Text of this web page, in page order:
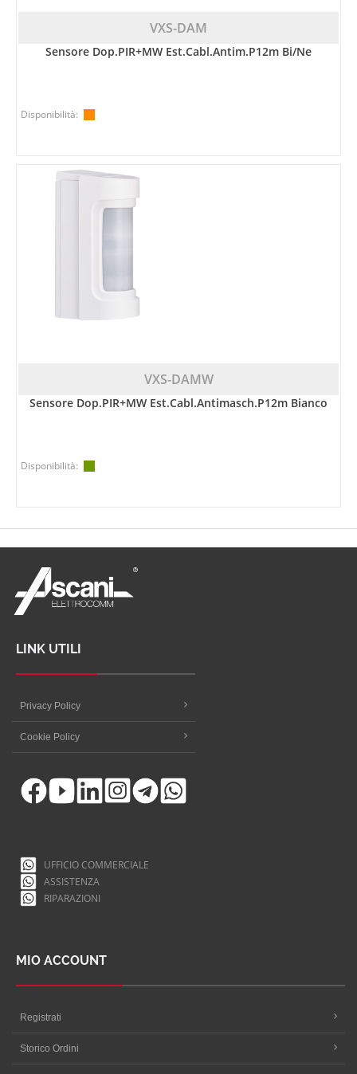
VXS-DAM
Sensore Dop.PIR+MW Est.cabl.antim.P12m Bi/ne
Disponibilità:
VXS-DAMW
Sensore Dop.PIR+MW Est.cabl.antimasch.P12m Bianco
Disponibilità:
LINK UTILI
Privacy Policy
Cookie Policy
UFFICIO COMMERCIALE
ASSISTENZA
RIPARAZIONI
MIO ACCOUNT
Registrati
Storico Ordini